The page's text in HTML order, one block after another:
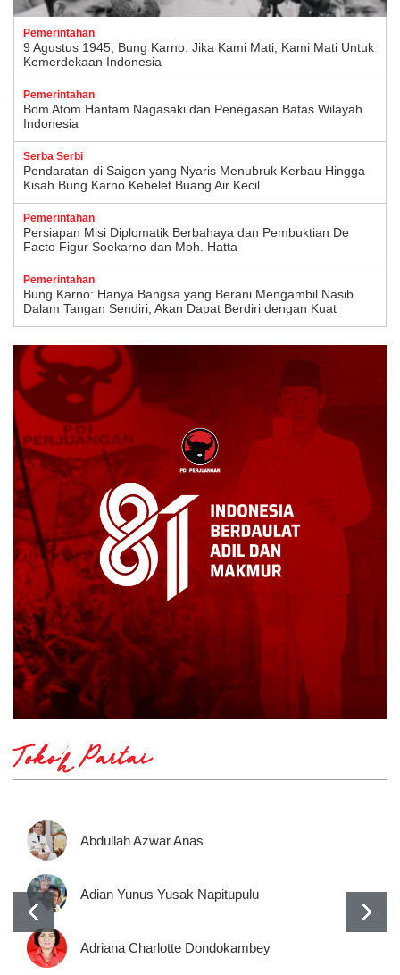
Pemerintahan
9 Agustus 1945, Bung Karno: Jika Kami Mati, Kami Mati Untuk
Kemerdekaan Indonesia
Pemerintahan
Bom Atom Hantam Nagasaki dan Penegasan Batas Wilayah
Indonesia
Serba Serbi
Pendaratan di Saigon yang Nyaris Menubruk Kerbau Hingga
Kisah Bung Karno Kebelet Buang Air Kecil
Pemerintahan
Persiapan Misi Diplomatik Berbahaya dan Pembuktian De
Facto Figur Soekarno dan Moh. Hatta
Pemerintahan
Bung Karno: Hanya Bangsa yang Berani Mengambil Nasib
Dalam Tangan Sendiri, Akan Dapat Berdiri dengan Kuat
Tokoh Partai
Abdullah Azwar Anas
Adian Yunus Yusak Napitupulu
Adriana Charlotte Dondokambey